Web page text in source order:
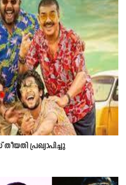
തീയതി പ്രഖ്യാപിച്ചു